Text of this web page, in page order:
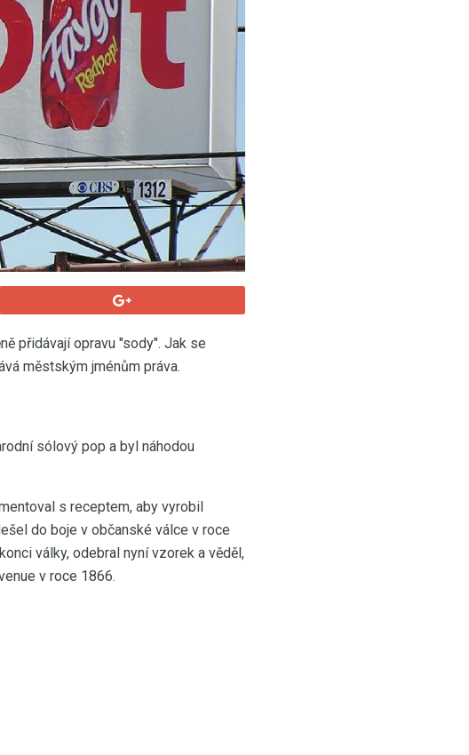
přidávají opravu "sody". Jak se
městským jménům práva.
sólový pop a byl náhodou
s receptem, aby vyrobil
do boje v občanské válce v roce
války, odebral nyní vzorek a věděl,
v roce 1866.